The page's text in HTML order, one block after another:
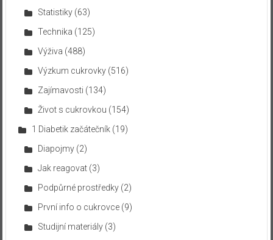
Statistiky(63)
Technika (125)
Výživa (488)
Výzkum cukrovky(516)
Zajímavosti (134)
Život s cukrovkou (154)
1 Diabetik začátečník(19)
Diapojmy(2)
Jak reagovat(3)
Podpůrné prostředky(2)
První info o cukrovce(9)
Studijní materiály(3)